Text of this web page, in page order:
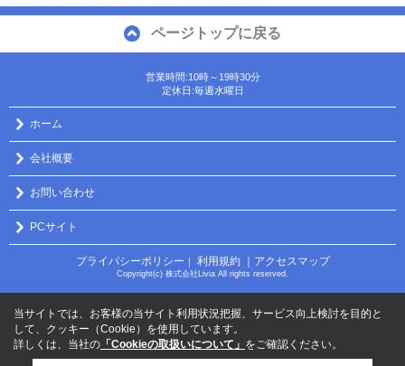
ページトップに戻る
営業時間:10時～19時30分
定休日:毎週水曜日
ホーム
会社概要
お問い合わせ
PCサイト
プライバシーポリシー ｜ 利用規約 ｜アクセスマップ
Copyright(c) 株式会社Livia All rights reserved.
当サイトでは、お客様の当サイト利用状況把握、サービス向上検討を目的と
して、クッキー（Cookie）を使用しています。
詳しくは、当社の 「Cookieの取扱いについて」 をご確認ください。